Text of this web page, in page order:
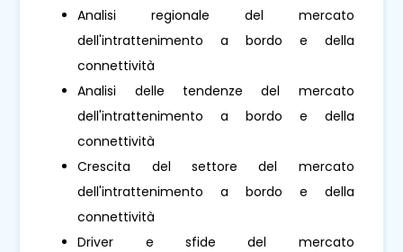
Analisi regionale del mercato
dell'intrattenimento a bordo e della
connettività
Analisi delle tendenze del mercato
dell'intrattenimento a bordo e della
connettività
Crescita del settore del mercato
dell'intrattenimento a bordo e della
connettività
Driver e sfide del mercato